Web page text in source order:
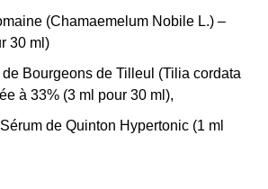
(Chamaemelum Nobile L.) –
30 ml)
de Bourgeons de Tilleul (Tilia cordata
à 33% (3 ml pour 30 ml),
de Quinton Hypertonic (1 ml